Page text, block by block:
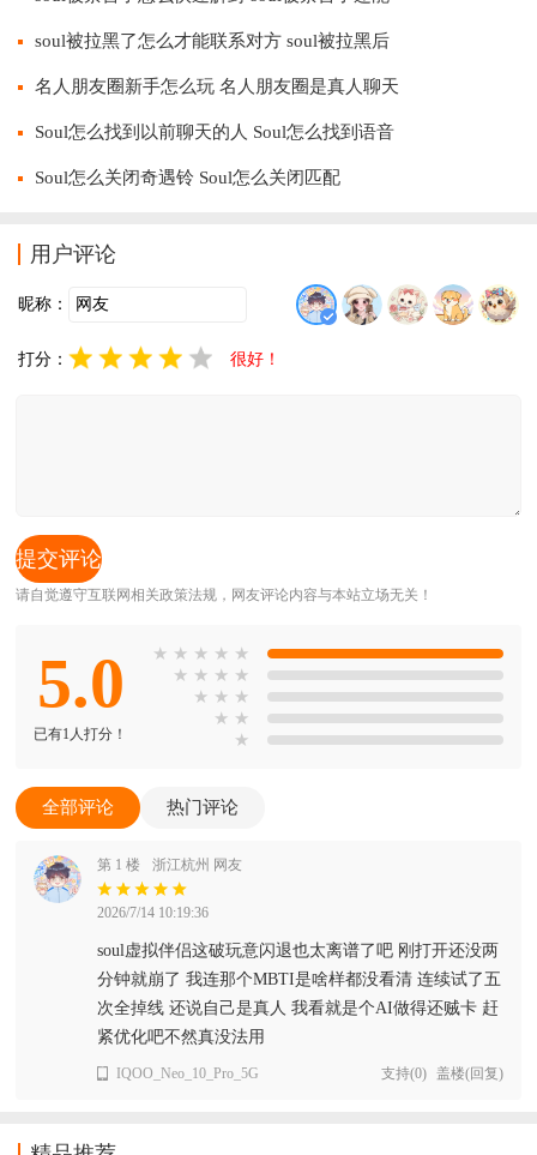
soul被拉黑了怎么才能联系对方 soul被拉黑后
名人朋友圈新手怎么玩 名人朋友圈是真人聊天
Soul怎么找到以前聊天的人 Soul怎么找到语音
Soul怎么关闭奇遇铃 Soul怎么关闭匹配
用户评论
昵称：
打分： 很好！
请自觉遵守互联网相关政策法规，网友评论内容与本站立场无关！
5.0
已有1人打分！
★ ★ ★ ★ ★
★ ★ ★ ★
★ ★ ★
★ ★
★
全部评论 热门评论
第 1 楼 浙江杭州 网友
2026/7/14 10:19:36
soul虚拟伴侣这破玩意闪退也太离谱了吧 刚打开还没两
分钟就崩了 我连那个MBTI是啥样都没看清 连续试了五
次全掉线 还说自己是真人 我看就是个AI做得还贼卡 赶
紧优化吧不然真没法用
IQOO_Neo_10_Pro_5G 支持(0) 盖楼(回复)